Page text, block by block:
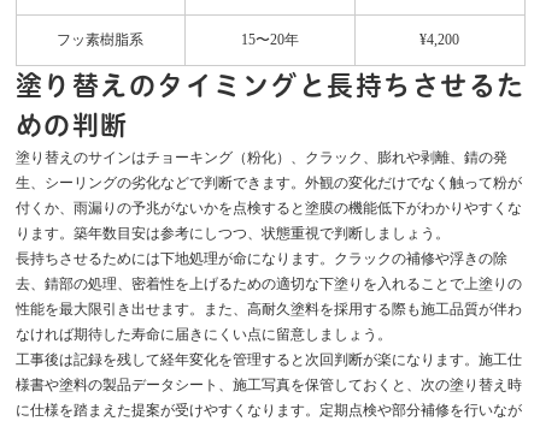
フッ素樹脂系 15〜20年 ¥4,200
塗り替えのタイミングと長持ちさせるた
めの判断
塗り替えのサインはチョーキング（粉化）、クラック、膨れや剥離、錆の発
生、シーリングの劣化などで判断できます。外観の変化だけでなく触って粉が
付くか、雨漏りの予兆がないかを点検すると塗膜の機能低下がわかりやすくな
ります。築年数目安は参考にしつつ、状態重視で判断しましょう。
長持ちさせるためには下地処理が命になります。クラックの補修や浮きの除
去、錆部の処理、密着性を上げるための適切な下塗りを入れることで上塗りの
性能を最大限引き出せます。また、高耐久塗料を採用する際も施工品質が伴わ
なければ期待した寿命に届きにくい点に留意しましょう。
工事後は記録を残して経年変化を管理すると次回判断が楽になります。施工仕
様書や塗料の製品データシート、施工写真を保管しておくと、次の塗り替え時
に仕様を踏まえた提案が受けやすくなります。定期点検や部分補修を行いなが